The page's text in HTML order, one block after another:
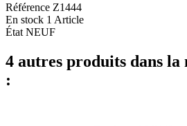
Référence Z1444
En stock 1 Article
État NEUF
4 autres produits dans la
: